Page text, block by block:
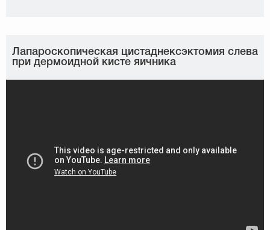
Лапароскопическая цистаднексэктомия слева
при дермоидной кисте яичника